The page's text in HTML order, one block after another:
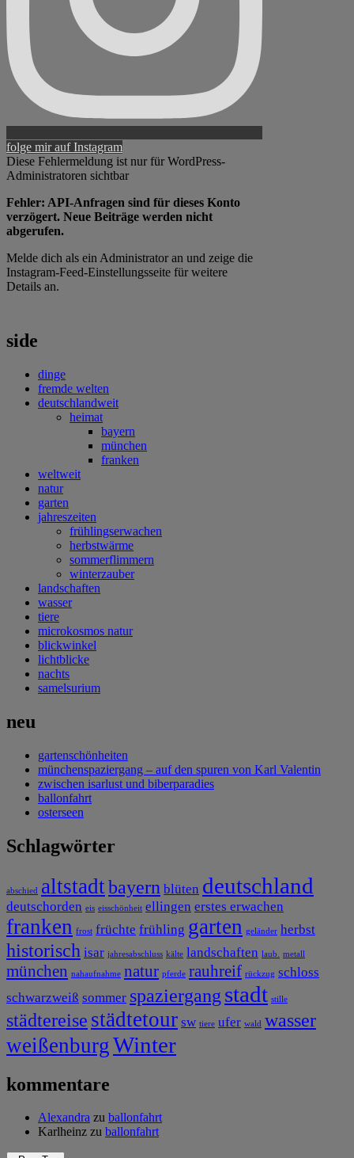
folge mir auf Instagram
Diese Fehlermeldung ist nur für WordPress-
Administratoren sichtbar
Fehler: API-Anfragen sind für dieses Konto
verzögert. Neue Beiträge werden nicht
abgerufen.
Melde dich als ein Administrator an und zeige die
Instagram-Feed-Einstellungsseite für weitere
Details an.
side
dinge
fremde welten
deutschlandweit
heimat
bayern
münchen
franken
weltweit
natur
garten
jahreszeiten
frühlingserwachen
herbstwärme
sommerflimmern
winterzauber
landschaften
wasser
tiere
microkosmos natur
blickwinkel
lichtblicke
nachts
samelsurium
neu
gartenschönheiten
münchenspaziergang – auf den spuren von Karl Valentin
zwischen isarlust und biberparadies
ballonfahrt
osterseen
Schlagwörter
abschied altstadtbayern blüten deutschland
deutschorden eis eisschönheit ellingen erstes erwachen
franken frost früchte frühling garten geländer herbst
historisch isar jahresabschluss kälte landschaften laub. metall
münchen nahaufnahme natur pferde rauhreif rückzug schloss
schwarzweiß sommer spaziergang stadt stille
städtereise städtetour sw tiere ufer wald wasser
weißenburgWinter
kommentare
Alexandra zu ballonfahrt
Karlheinz zu ballonfahrt